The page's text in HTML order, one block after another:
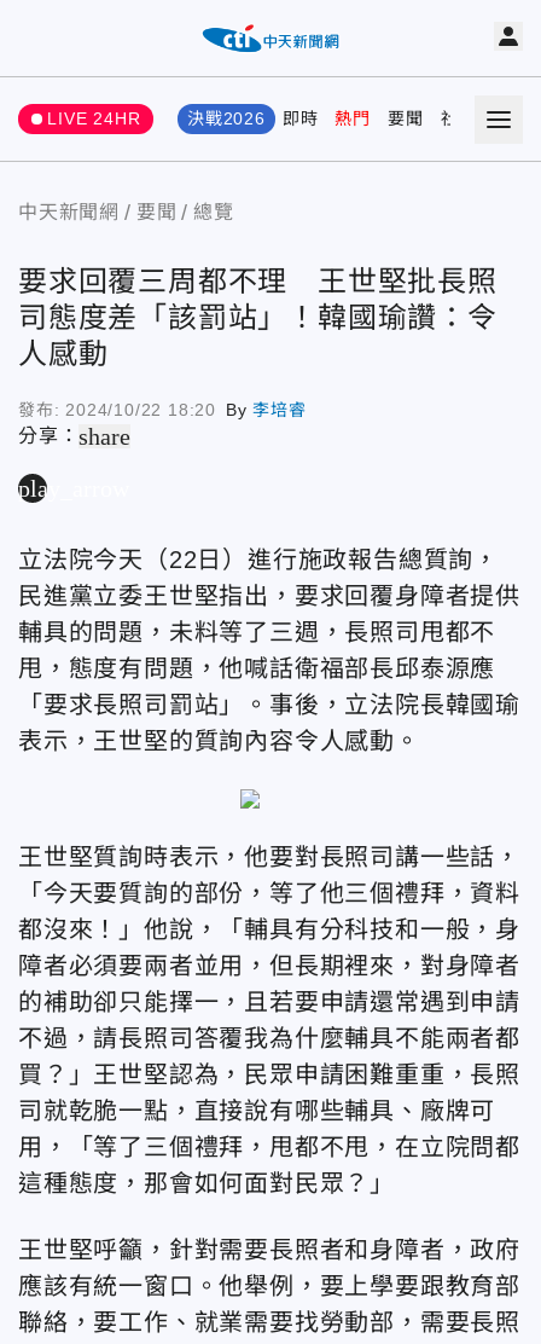
LIVE 24HR 決戰2026 即時 熱門 要聞 社會 娛樂
中天新聞網 要聞 總覽
要求回覆三周都不理 王世堅批長照
司態度差「該罰站」！韓國瑜讚：令
人感動
發布: 2024/10/22 18:20 By李培睿
分享：share
play_arrow
立法院今天（22日）進行施政報告總質詢，
民進黨立委王世堅指出，要求回覆身障者提供
輔具的問題，未料等了三週，長照司甩都不
甩，態度有問題，他喊話衛福部長邱泰源應
「要求長照司罰站」。事後，立法院長韓國瑜
表示，王世堅的質詢內容令人感動。
王世堅質詢時表示，他要對長照司講一些話，
「今天要質詢的部份，等了他三個禮拜，資料
都沒來！」他說，「輔具有分科技和一般，身
障者必須要兩者並用，但長期裡來，對身障者
的補助卻只能擇一，且若要申請還常遇到申請
不過，請長照司答覆我為什麼輔具不能兩者都
買？」王世堅認為，民眾申請困難重重，長照
司就乾脆一點，直接說有哪些輔具、廠牌可
用，「等了三個禮拜，甩都不甩，在立院問都
這種態度，那會如何面對民眾？」
王世堅呼籲，針對需要長照者和身障者，政府
應該有統一窗口。他舉例，要上學要跟教育部
聯絡，要工作、就業需要找勞動部，需要長照